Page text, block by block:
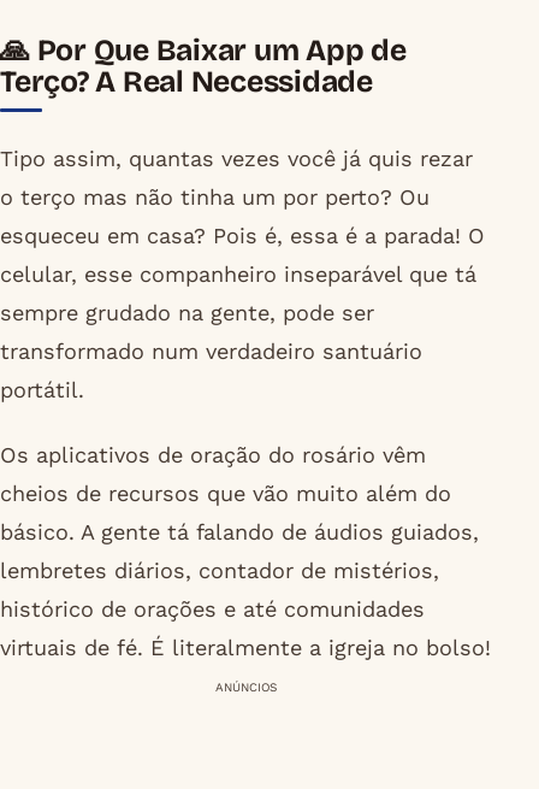
🙏 Por Que Baixar um App de
Terço? A Real Necessidade
Tipo assim, quantas vezes você já quis rezar
o terço mas não tinha um por perto? Ou
esqueceu em casa? Pois é, essa é a parada! O
celular, esse companheiro inseparável que tá
sempre grudado na gente, pode ser
transformado num verdadeiro santuário
portátil.
Os aplicativos de oração do rosário vêm
cheios de recursos que vão muito além do
básico. A gente tá falando de áudios guiados,
lembretes diários, contador de mistérios,
histórico de orações e até comunidades
virtuais de fé. É literalmente a igreja no bolso!
ANÚNCIOS